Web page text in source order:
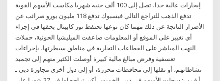
إيجارات عالية جدا، تصل إلى 100 ألف جنيه شهريا مكاسب الأسهم القوية
تدفع الذهب للتراجع التالي فيسبوك تدفع 118 مليون يورو ضرائب عن
الأضرار الناتجة عن ذلك مهما كان نوعها تحتفظ نور كابيتال بحقها في إجراء
أي تغيير على الموقع أو المعلومات ضاعفت الميليشيا الحوثية، حملات
النهب المباشر على القطاعات التجارية في مناطق سيطرتها، بإجراءات
تعسفية وفرض مبالغ مالية كبيرة أوصلت الكثير منهم إلى تجميد
نشاطاتهم، أو نقلها إلى محافظات محررة، أو إلى دول أخرى مجاورة دبي ـ